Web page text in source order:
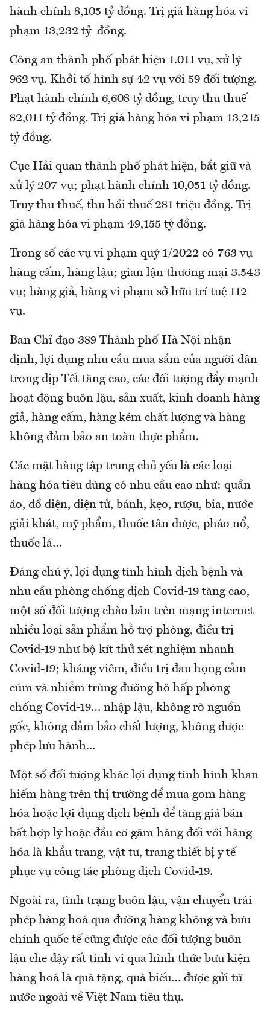
hành chính 8,105 tỷ đồng. Trị giá hàng hóa vi
phạm 13,232 tỷ đồng.
Công an thành phố phát hiện 1.011 vụ, xử lý
962 vụ. Khởi tố hình sự 42 vụ với 59 đối tượng.
Phạt hành chính 6,608 tỷ đồng, truy thu thuế
82,011 tỷ đồng. Trị giá hàng hóa vi phạm 13,215
tỷ đồng.
Cục Hải quan thành phố phát hiện, bắt giữ và
xử lý 207 vụ; phạt hành chính 10,051 tỷ đồng.
Truy thu thuế, thu hồi thuế 281 triệu đồng. Trị
giá hàng hóa vi phạm 49,155 tỷ đồng.
Trong số các vụ vi phạm quý 1/2022 có 763 vụ
hàng cấm, hàng lậu; gian lận thương mại 3.543
vụ; hàng giả, hàng vi phạm sở hữu trí tuệ 112
vụ.
Ban Chỉ đạo 389 Thành phố Hà Nội nhận
định, lợi dụng nhu cầu mua sắm của người dân
trong dịp Tết tăng cao, các đối tượng đẩy mạnh
hoạt động buôn lậu, sản xuất, kinh doanh hàng
giả, hàng cấm, hàng kém chất lượng và hàng
không đảm bảo an toàn thực phẩm.
Các mặt hàng tập trung chủ yếu là các loại
hàng hóa tiêu dùng có nhu cầu cao như: quần
áo, đồ điện, điện tử, bánh, kẹo, rượu, bia, nước
giải khát, mỹ phẩm, thuốc tân dược, pháo nổ,
thuốc lá…
Đáng chú ý, lợi dụng tình hình dịch bệnh và
nhu cầu phòng chống dịch Covid-19 tăng cao,
một số đối tượng chào bán trên mạng internet
nhiều loại sản phẩm hỗ trợ phòng, điều trị
Covid-19 như bộ kít thử xét nghiệm nhanh
Covid-19; kháng viêm, điều trị đau họng cảm
cúm và nhiễm trùng đường hô hấp phòng
chống Covid-19… nhập lậu, không rõ nguồn
gốc, không đảm bảo chất lượng, không được
phép lưu hành...
Một số đối tượng khác lợi dụng tình hình khan
hiếm hàng trên thị trường để mua gom hàng
hóa hoặc lợi dụng dịch bệnh để tăng giá bán
bất hợp lý hoặc đầu cơ găm hàng đối với hàng
hóa là khẩu trang, vật tư, trang thiết bị y tế
phục vụ công tác phòng dịch Covid-19.
Ngoài ra, tình trạng buôn lậu, vận chuyển trái
phép hàng hoá qua đường hàng không và bưu
chính quốc tế cũng được các đối tượng buôn
lậu che đậy rất tinh vi qua hình thức bưu kiện
hàng hoá là quà tặng, quà biếu… được gửi từ
nước ngoài về Việt Nam tiêu thụ.